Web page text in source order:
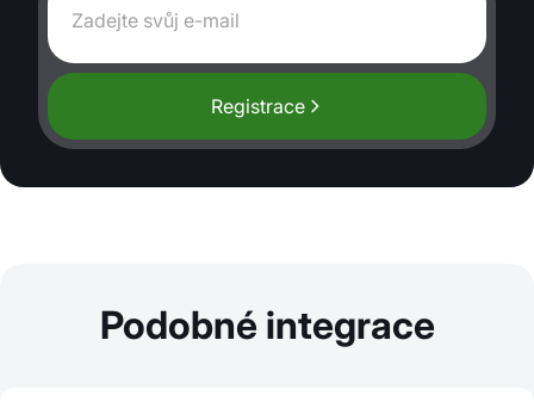
Registrace
Podobné integrace